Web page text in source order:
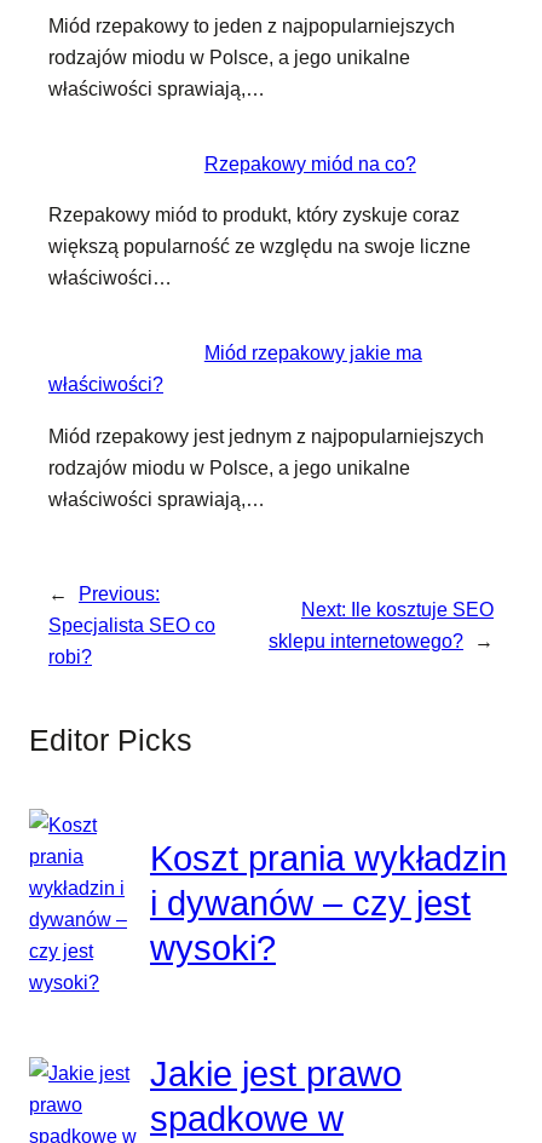
Miód rzepakowy to jeden z najpopularniejszych
rodzajów miodu w Polsce, a jego unikalne
właściwości sprawiają,…
Rzepakowy miód na co?
Rzepakowy miód to produkt, który zyskuje coraz
większą popularność ze względu na swoje liczne
właściwości…
Miód rzepakowy jakie ma
właściwości?
Miód rzepakowy jest jednym z najpopularniejszych
rodzajów miodu w Polsce, a jego unikalne
właściwości sprawiają,…
←
Previous:
Specjalista SEO co
robi?
Next: Ile kosztuje SEO
sklepu internetowego?
→
Editor Picks
Koszt prania wykładzin
i dywanów – czy jest
wysoki?
Jakie jest prawo
spadkowe w